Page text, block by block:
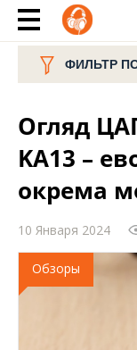
Имя
Телефон
ФИЛЬТР
Огляд
KA13 –
окрема
10 Января 2024
Обзоры